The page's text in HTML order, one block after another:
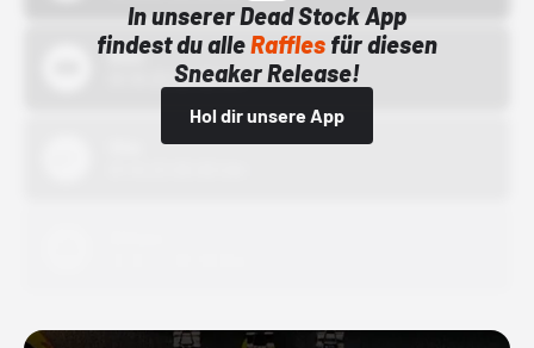
In unserer Dead Stock App
findest du alleRafflesfür diesen
Sneaker Release!
Hol dir unsere App
Bstn
01.10.22 00:00 Uhr